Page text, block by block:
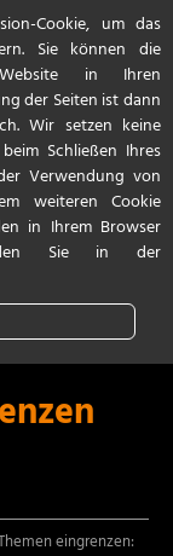
Kontakt / Anfahrt
eingrenzen:
Cookie, um das
Sie können die
in Ihren
der Seiten ist dann
Wir setzen keine
Schließen Ihres
Verwendung von
weiteren Cookie
in Ihrem Browser
Sie in der